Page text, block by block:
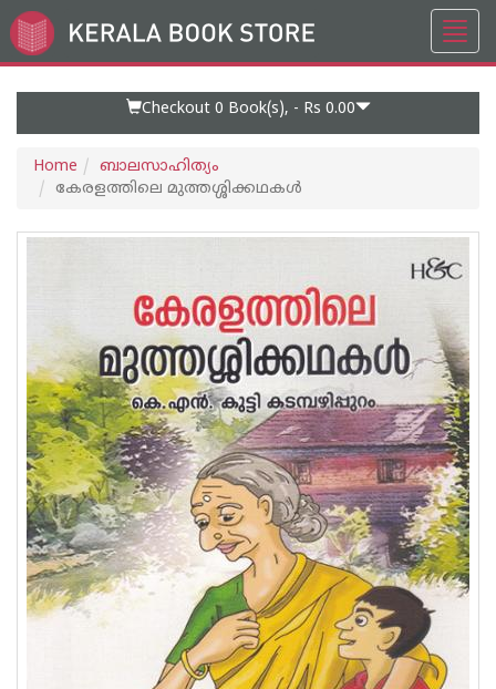
Go
to
Checkout 0 Book(s), - Rs 0.00
Home
ബാലസാഹിത്യം
കേരളത്തിലെ മുത്തശ്ശിക്കഥകള്‍